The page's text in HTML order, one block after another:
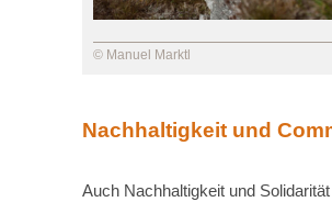
© Manuel Marktl
Nachhaltigkeit und
Auch Nachhaltigkeit und